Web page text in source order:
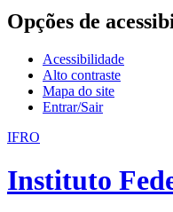
Opções de
Acessibilidade
Alto contraste
Mapa do site
Entrar/Sair
IFRO
Instituto